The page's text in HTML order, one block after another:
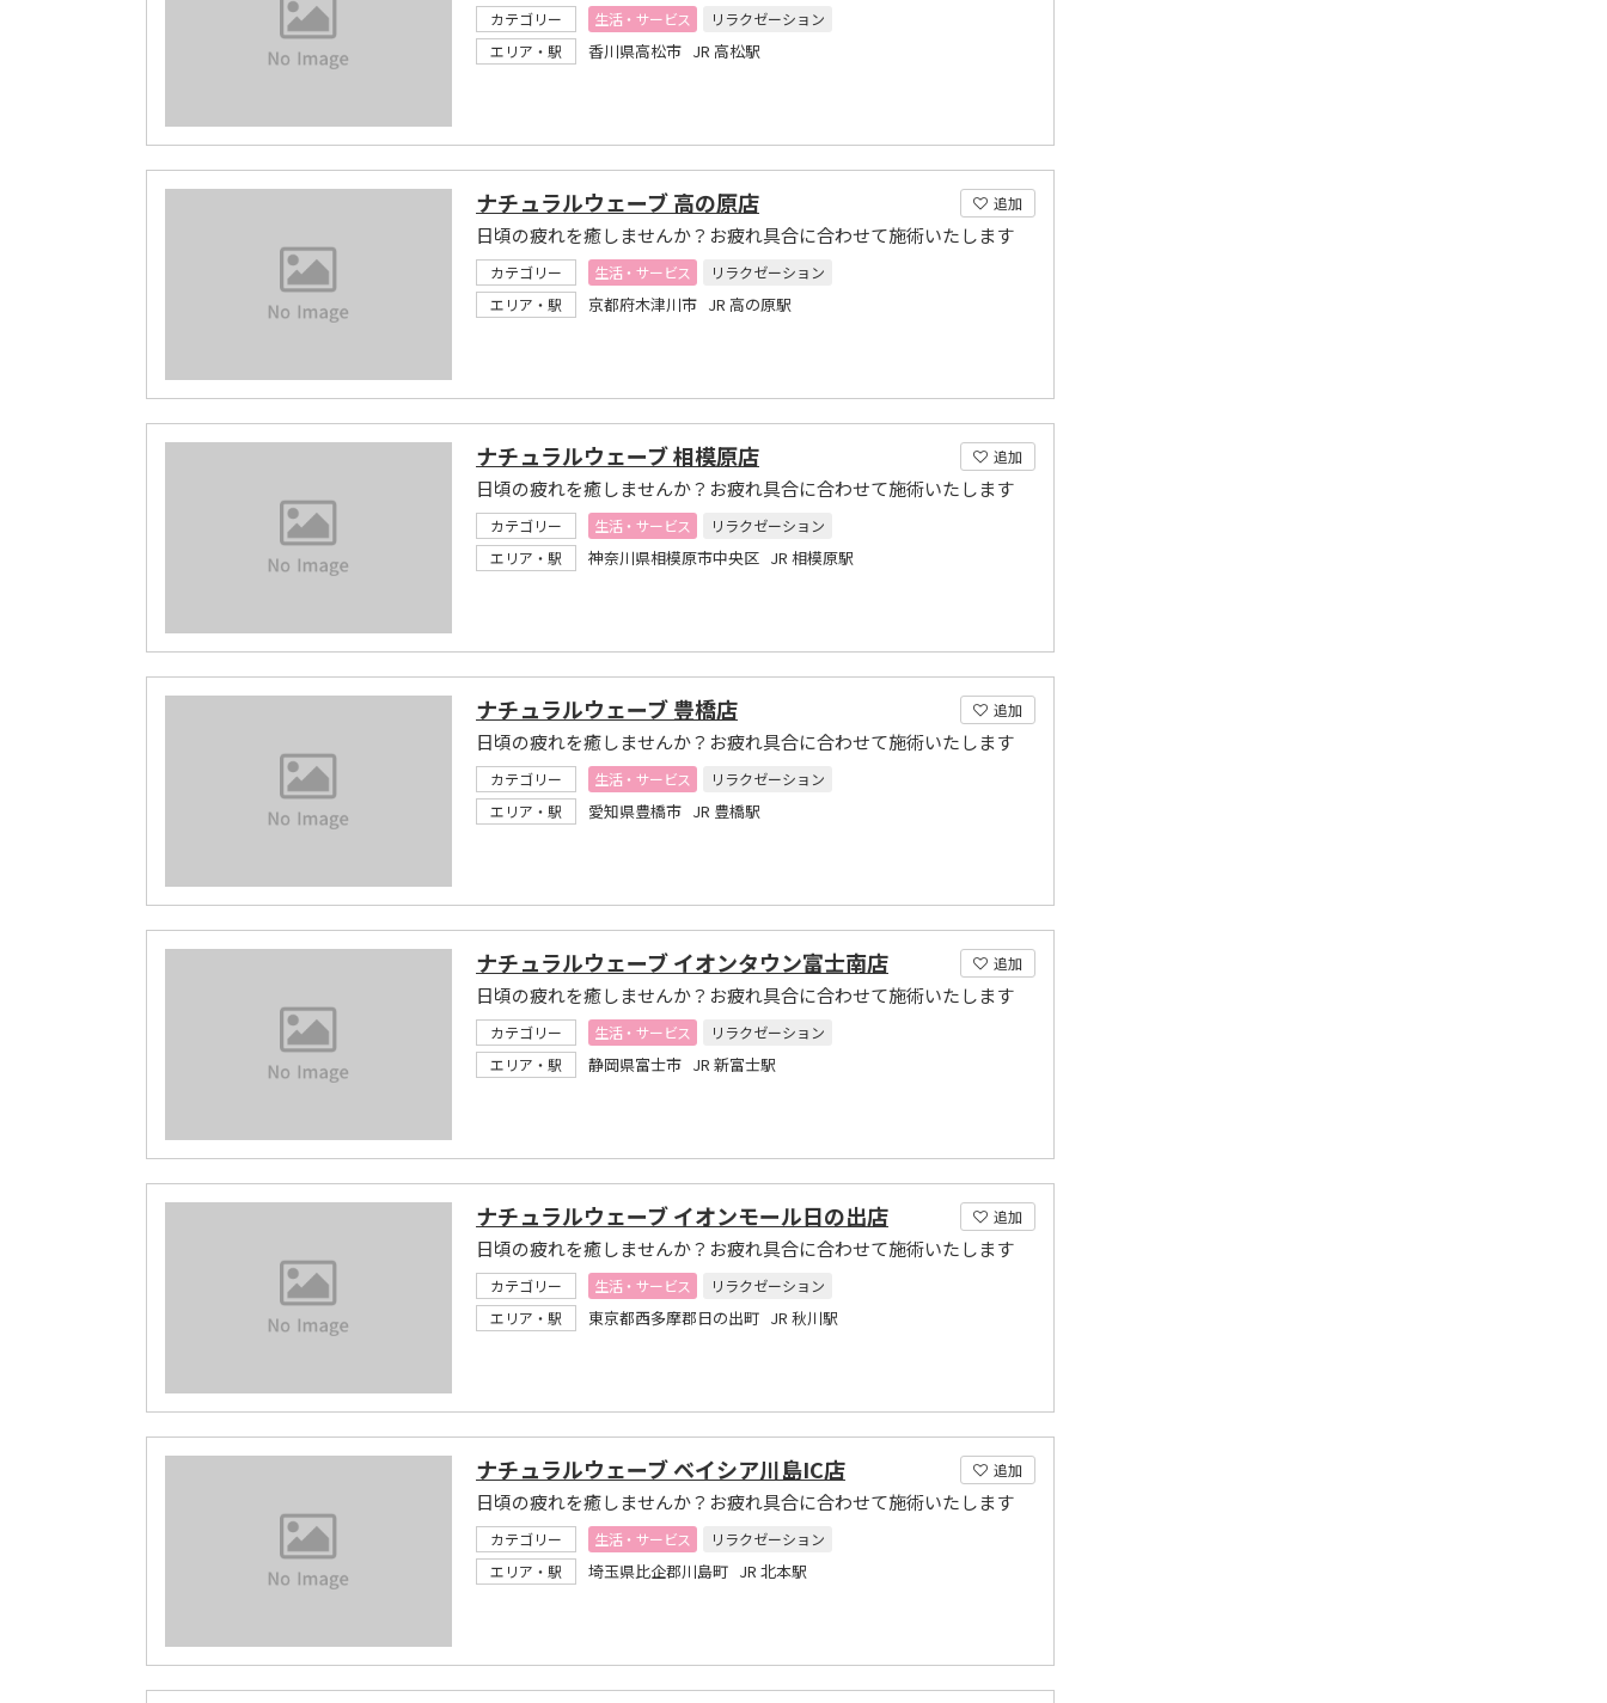
カテゴリー 生活・サービス
リラクゼーション
エリア・駅
香川県高松市 JR 高松駅
追加
ナチュラルウェーブ 高の原店
日頃の疲れを癒しませんか？お疲れ具合に合わせて施術いたします
カテゴリー 生活・サービス
リラクゼーション
エリア・駅
京都府木津川市 JR 高の原駅
追加
ナチュラルウェーブ 相模原店
日頃の疲れを癒しませんか？お疲れ具合に合わせて施術いたします
カテゴリー 生活・サービス
リラクゼーション
エリア・駅
神奈川県相模原市中央区 JR 相模原駅
追加
ナチュラルウェーブ 豊橋店
日頃の疲れを癒しませんか？お疲れ具合に合わせて施術いたします
カテゴリー 生活・サービス
リラクゼーション
エリア・駅
愛知県豊橋市 JR 豊橋駅
追加
ナチュラルウェーブ イオンタウン富士南店
日頃の疲れを癒しませんか？お疲れ具合に合わせて施術いたします
カテゴリー 生活・サービス
リラクゼーション
エリア・駅
静岡県富士市 JR 新富士駅
追加
ナチュラルウェーブ イオンモール日の出店
日頃の疲れを癒しませんか？お疲れ具合に合わせて施術いたします
カテゴリー 生活・サービス
リラクゼーション
エリア・駅
東京都西多摩郡日の出町 JR 秋川駅
追加
ナチュラルウェーブ ベイシア川島IC店
日頃の疲れを癒しませんか？お疲れ具合に合わせて施術いたします
カテゴリー 生活・サービス
リラクゼーション
エリア・駅
埼玉県比企郡川島町 JR 北本駅